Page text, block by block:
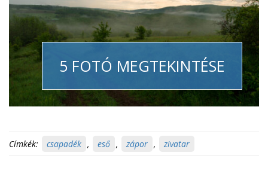
5 FOTÓ MEGTEKINTÉSE
Címkék: csapadék , eső , zápor , zivatar